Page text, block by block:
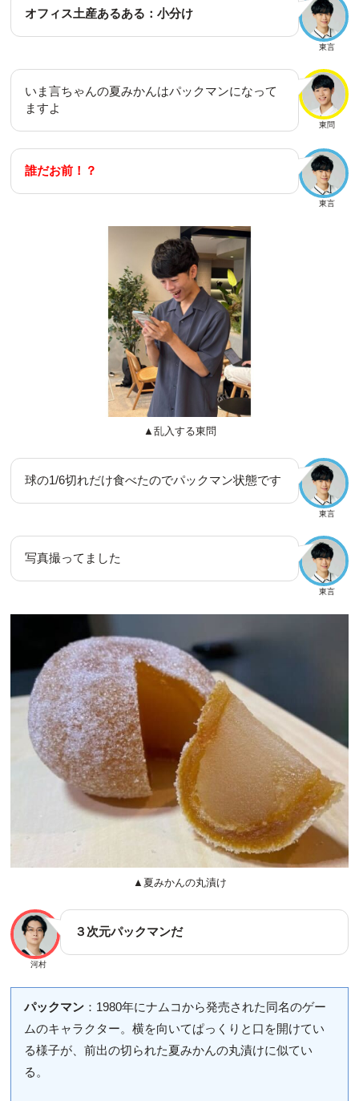
東言
オフィス土産あるある：小分け
東問
いま言ちゃんの夏みかんはパックマンになって
ますよ
東言
誰だお前！？
▲乱入する東問
東言
球の1/6切れだけ食べたのでパックマン状態です
東言
写真撮ってました
▲夏みかんの丸漬け
河村
３次元パックマンだ
パックマン：1980年にナムコから発売された同名のゲー
ムのキャラクター。横を向いてぱっくりと口を開けてい
る様子が、前出の切られた夏みかんの丸漬けに似てい
る。